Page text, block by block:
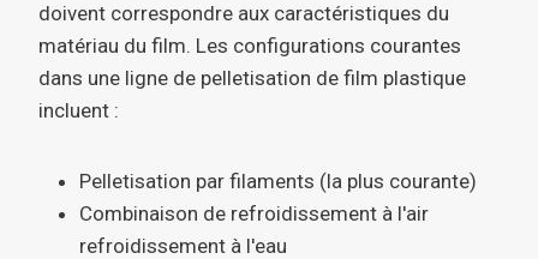
doivent correspondre aux caractéristiques du
matériau du film. Les configurations courantes
dans une ligne de pelletisation de film plastique
incluent :
Pelletisation par filaments (la plus courante)
Combinaison de refroidissement à l'air
refroidissement à l'eau